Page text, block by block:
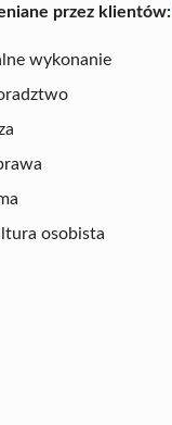
przez klientów:
wykonanie
osobista